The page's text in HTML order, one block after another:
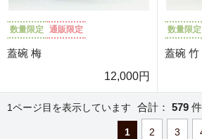
数量限定 通販限定
蓋碗 梅
12,000円
数量限定
蓋碗 竹
1ページ目を表示しています 合計： 579 件
1 2 3